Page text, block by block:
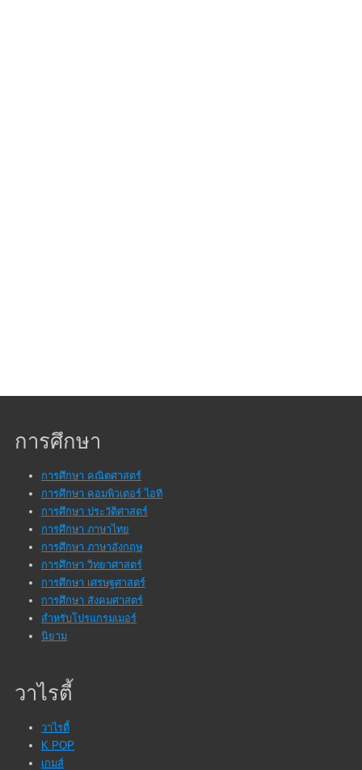
การศึกษา
การศึกษา คณิตศาสตร์
การศึกษา คอมพิวเตอร์ ไอที
การศึกษา ประวัติศาสตร์
การศึกษา ภาษาไทย
การศึกษา ภาษาอังกฤษ
การศึกษา วิทยาศาสตร์
การศึกษา เศรษฐศาสตร์
การศึกษา สังคมศาสตร์
สำหรับโปรแกรมเมอร์
นิยาม
วาไรตี้
วาไรตี้
K POP
เกมส์